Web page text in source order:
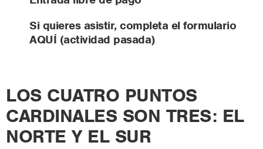
Si quieres asistir, completa el formulario
AQUÍ (actividad pasada)
LOS CUATRO PUNTOS
CARDINALES SON TRES: EL
NORTE Y EL SUR